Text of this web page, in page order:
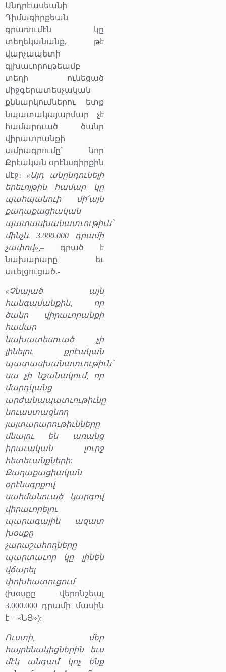
Անդրէասեանի
Դիմագիրքեան
գրառումէն կը
տեղեկանանք, թէ
վարչապետի
գլխաւորութեամբ
տեղի ունեցած
միջգերատեսչական
քննարկումներու ետք
նպատակայարմար չէ
համարուած ծանր
վիրաւորանքի
ամրագրումը՝ նոր
Քրէական օրէնսգիրքին
մէջ։ «Այդ անընդունելի
երեւոյթին համար կը
պահպանուի մի՛այն
քաղաքացիական
պատասխանատւութիւն՝
մինչև 3.000.000 դրամի
չափով», – գրած է
նախարարը եւ
աւելցուցած.-
«Չնայած այն
հանգամանքին, որ
ծանր վիրաւորանքի
համար
նախատեսուած չի
լինելու քրէական
պատասխանատւութիւն՝
սա չի նշանակում, որ
մարդկանց
արժանապատւութիւնը
նուաստացնող
յայտարարութիւնները
մնալու են առանց
իրաւական լուրջ
հետեւանքների:
Քաղաքացիական
օրէնսգրքով
սահմանուած կարգով
վիրաւորելու
պարագային ազատ
խօսքը
չարաշահողները
պարտաւոր կը լինեն
վճարել
փոխհատուցում
(խօսքը վերոնշեալ
3.000.000 դրամի մասին
է – «ՆՅ»):
Ուստի, մեր
հայրենակիցներին եւս
մէկ անգամ կոչ ենք